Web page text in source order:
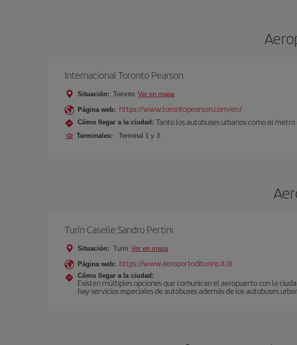
Internacional Toronto Pearson
Situación: Toronto Ver en mapa
Página web: https://www.torontopearson.com/en/
Cómo llegar a la ciudad: Tanto los autobuses urbanos como el
Terminales: Terminal 1 y 3.
Turín Caselle Sandro Pertini
Situación: Turín Ver en mapa
Página web: https://www.aeroportoditorino.it/it
Cómo llegar a la ciudad:
Existen múltiples opciones que comunican el aeropuerto con la
hay servicios especiales de autobuses además de los autobuses